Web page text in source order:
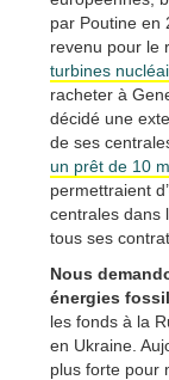
par Poutine en
revenu pour le
turbines
racheter à
décidé une
de ses
un prêt de 10
permettraient
centrales dans
tous ses
Nous
énergies
les fonds à la
en Ukraine.
plus forte pour